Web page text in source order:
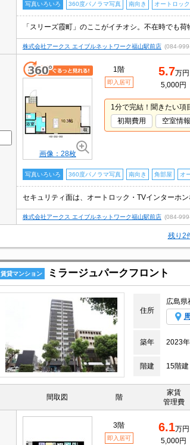
写真いろいろ 360度パノラマ写真 南向き オートロック
株式会社アークス エイブルネットワーク福山駅前店 (084-
画像：28枚
1階
即入居可
5.7万円
5,000円
1分で完結！聞きたい項
初期費用
空室情報
写真いろいろ 360度パノラマ写真 南向き 角部屋 オ
株式会社アークス エイブルネットワーク福山駅前店 (084-
残り2
賃貸マンション ミラージュパークフロント
住所
広島県
築年 2023年
階建 15階建
間取図 階
家賃
管理費
3階
即入居可
6.1万円
5,000円